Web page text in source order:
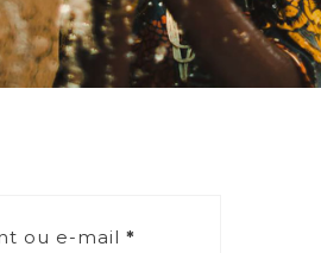
ou e-mail *